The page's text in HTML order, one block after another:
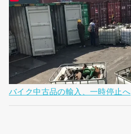
バイク中古品の輸入、一時停止へ